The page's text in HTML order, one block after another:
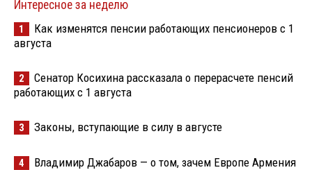
Интересное за неделю
1
Как изменятся пенсии работающих пенсионеров с 1
августа
2
Сенатор Косихина рассказала о перерасчете пенсий
работающих с 1 августа
3 Законы, вступающие в силу в августе
4 Владимир Джабаров — о том, зачем Европе Армения